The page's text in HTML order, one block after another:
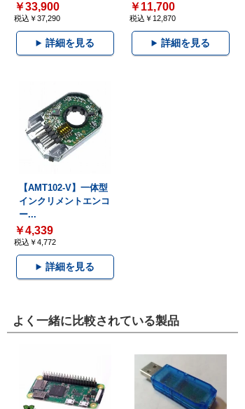
￥33,900
税込￥37,290
詳細を見る
￥11,700
税込￥12,870
詳細を見る
【AMT102-V】一体型
インクリメントエンコ
ー...
￥4,339
税込￥4,772
詳細を見る
よく一緒に比較されている製品